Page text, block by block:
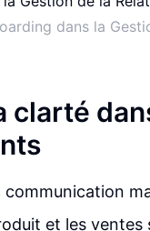
dans la
clarté
et les